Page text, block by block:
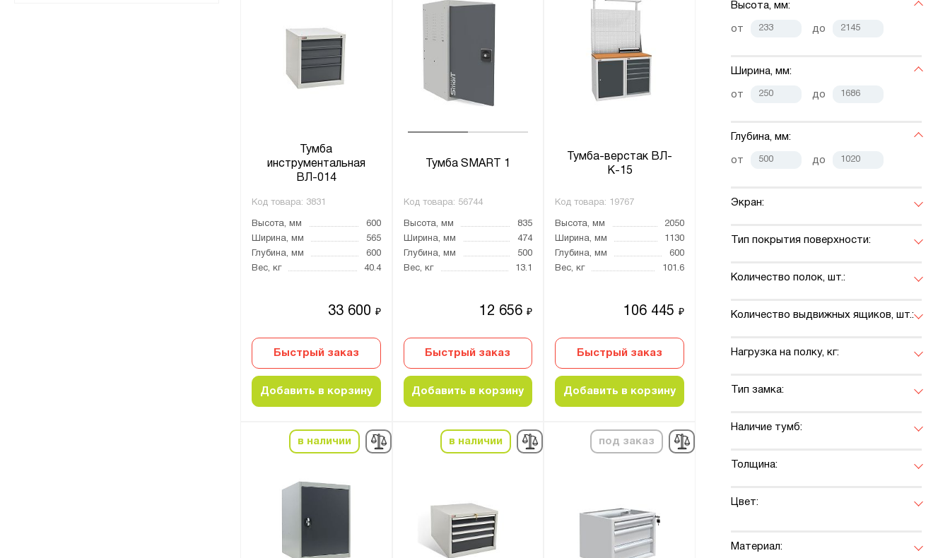
Тумба
инструментальная
ВЛ-014
Код товара: 3831
Высота, мм
600
Ширина, мм
565
Глубина, мм
600
Вес, кг
40.4
33 600 ₽
Быстрый заказ
Добавить в корзину
Тумба SMART 1
Код товара: 56744
Высота, мм
835
Ширина, мм
474
Глубина, мм
500
Вес, кг
13.1
12 656₽
Быстрый заказ
Добавить в корзину
Тумба-верстак ВЛ-
К-15
Код товара: 19767
Высота, мм
2050
Ширина, мм
1130
Глубина, мм
600
Вес, кг
101.6
106 445 ₽
Быстрый заказ
Добавить в корзину
в наличии в наличии под заказ
Высота, мм:
от до
Ширина, мм:
от до
Глубина, мм:
от до
Экран:
Тип покрытия поверхности:
Количество полок, шт.:
Количество выдвижных ящиков, шт.:
Нагрузка на полку, кг:
Тип замка:
Наличие тумб:
Толщина:
Цвет:
Материал: